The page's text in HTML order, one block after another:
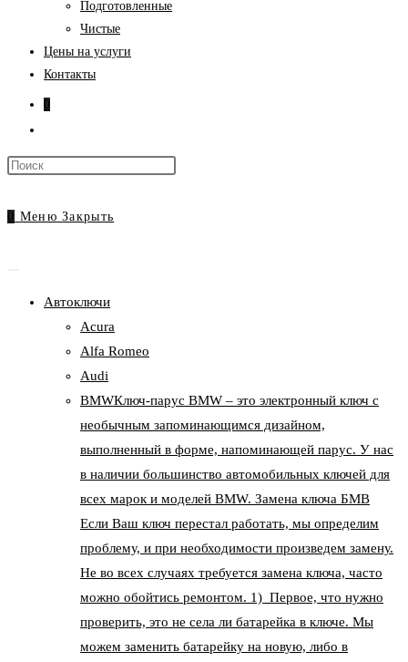
Подготовленные
Чистые
Цены на услуги
Контакты
0
по
сайту
0 Меню Закрыть
Автоключи
Acura
Alfa Romeo
Audi
BMWКлюч-парус BMW – это электронный ключ с
необычным запоминающимся дизайном,
выполненный в форме, напоминающей парус. У нас
в наличии большинство автомобильных ключей для
всех марок и моделей BMW. Замена ключа БМВ
Если Ваш ключ перестал работать, мы определим
проблему, и при необходимости произведем замену.
Не во всех случаях требуется замена ключа, часто
можно обойтись ремонтом. 1) Первое, что нужно
проверить, это не села ли батарейка в ключе. Мы
можем заменить батарейку на новую, либо в